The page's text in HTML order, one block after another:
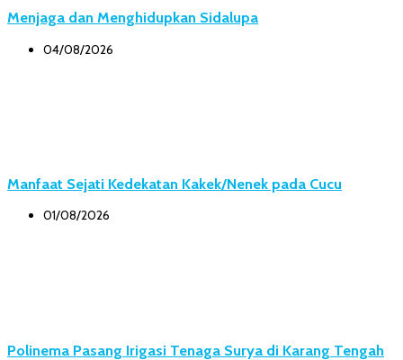
Menjaga dan Menghidupkan Sidalupa
04/08/2026
Manfaat Sejati Kedekatan Kakek/Nenek pada Cucu
01/08/2026
Polinema Pasang Irigasi Tenaga Surya di Karang Tengah